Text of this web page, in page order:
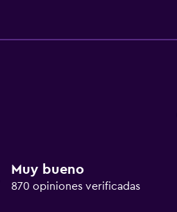
Muy bueno
870 opiniones verificadas